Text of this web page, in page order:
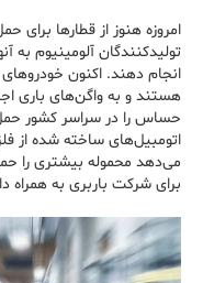
امروزه هنوز از قطارها برای
تولیدکنندگان آلومینیوم به
انجام دهند. اکنون خودروهای
هستند و به واگن‌های باری
حساس را در سراسر کشور
اتومبیل‌های ساخته شده از
می‌دهد محموله بیشتری را
برای شرکت باربری به همراه